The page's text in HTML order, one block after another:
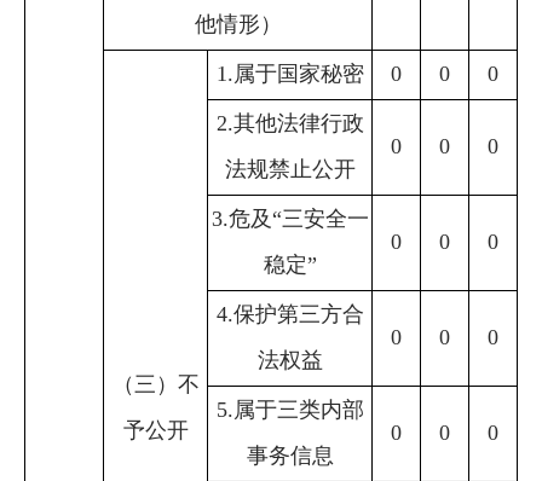
他情形）
（三）不
予公开
1.属于国家秘密 0 0 0
2.其他法律行政
法规禁止公开
0 0 0
3.危及“三安全一
稳定”
0 0 0
4.保护第三方合
法权益
0 0 0
5.属于三类内部
事务信息
0 0 0